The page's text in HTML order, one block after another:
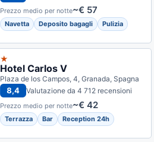
Prezzo medio per notte~€ 57
Navetta Deposito bagagli Pulizia
★
Hotel Carlos V
Plaza de los Campos, 4, Granada, Spagna
8,4 Valutazione da 4 712 recensioni
Prezzo medio per notte~€ 42
Terrazza Bar Reception 24h